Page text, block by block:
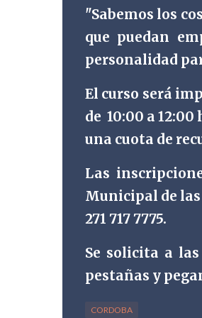
"Sabemos los
que puedan
personalidad
El curso será
de 10:00 a
una cuota de
Las
Municipal de las
271 717 7775.
Se solicita a
pestañas y
CORDOBA